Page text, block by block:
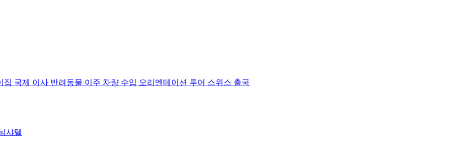
집 국제 이사 반려동물 이주 차량 수입 오리엔테이션 투어 스위스 출국
샤텔